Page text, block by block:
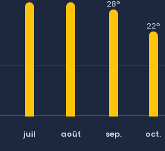
juil août sep.
28°
oct.
22°